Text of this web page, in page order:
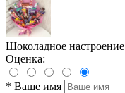
Шоколадное настроение
Оценка:
* Ваше имя